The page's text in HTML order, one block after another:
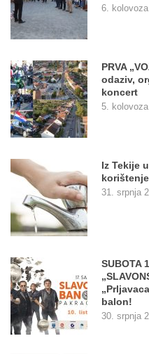
6.
PRVA
odaziv,
koncert
5.
Iz Tekije
31. srpnja
SUBOTA
balon!
30. srpnja